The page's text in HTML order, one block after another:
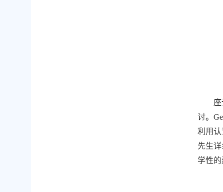
讨。
利用
先生详
学性的